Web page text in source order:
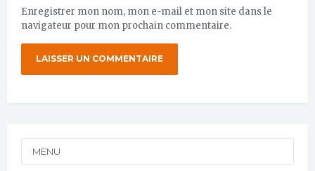
Enregistrer mon nom, mon e-mail et mon site dans le
navigateur pour mon prochain commentaire.
MENU